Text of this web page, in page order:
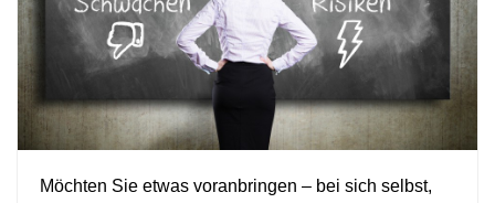
Möchten Sie etwas voranbringen – bei sich selbst,